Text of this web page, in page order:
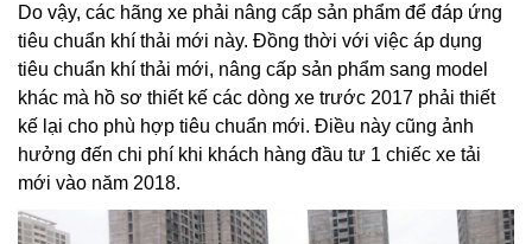
Do vậy, các hãng xe phải nâng cấp sản phẩm để đáp ứng
tiêu chuẩn khí thải mới này. Đồng thời với việc áp dụng
tiêu chuẩn khí thải mới, nâng cấp sản phẩm sang model
khác mà hồ sơ thiết kế các dòng xe trước 2017 phải thiết
kế lại cho phù hợp tiêu chuẩn mới. Điều này cũng ảnh
hưởng đến chi phí khi khách hàng đầu tư 1 chiếc xe tải
mới vào năm 2018.